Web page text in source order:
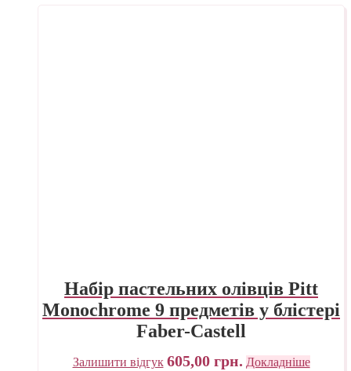
Набір пастельних олівців Pitt
Monochrome 9 предметів у блістері
Faber-Castell
Залишити відгук 605,00 грн. Докладніше